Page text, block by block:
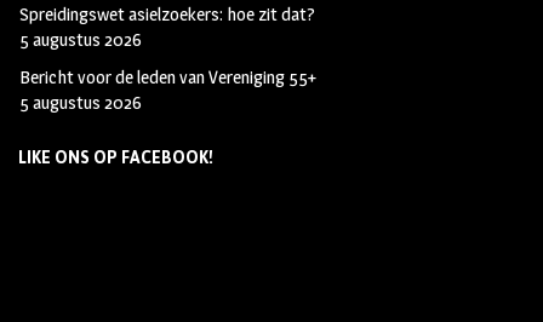
Spreidingswet asielzoekers: hoe zit dat?
5 augustus 2026
Bericht voor de leden van Vereniging 55+
5 augustus 2026
LIKE ONS OP FACEBOOK!